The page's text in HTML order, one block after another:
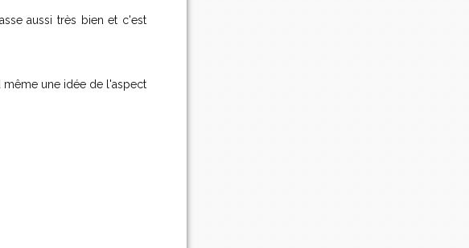
aussi très bien et c'est
même une idée de l'aspect